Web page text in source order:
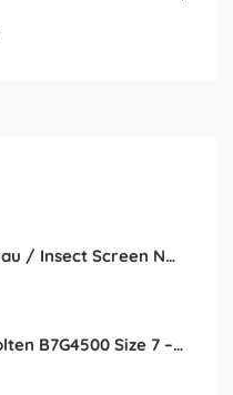
Jaring Kasa Hijau / Insect Screen Net – Kualitas Terjamin & Harga Eceran Terjangkau
Bola Basket Molten B7G4500 Size 7 – Resmi FIBA & IBL